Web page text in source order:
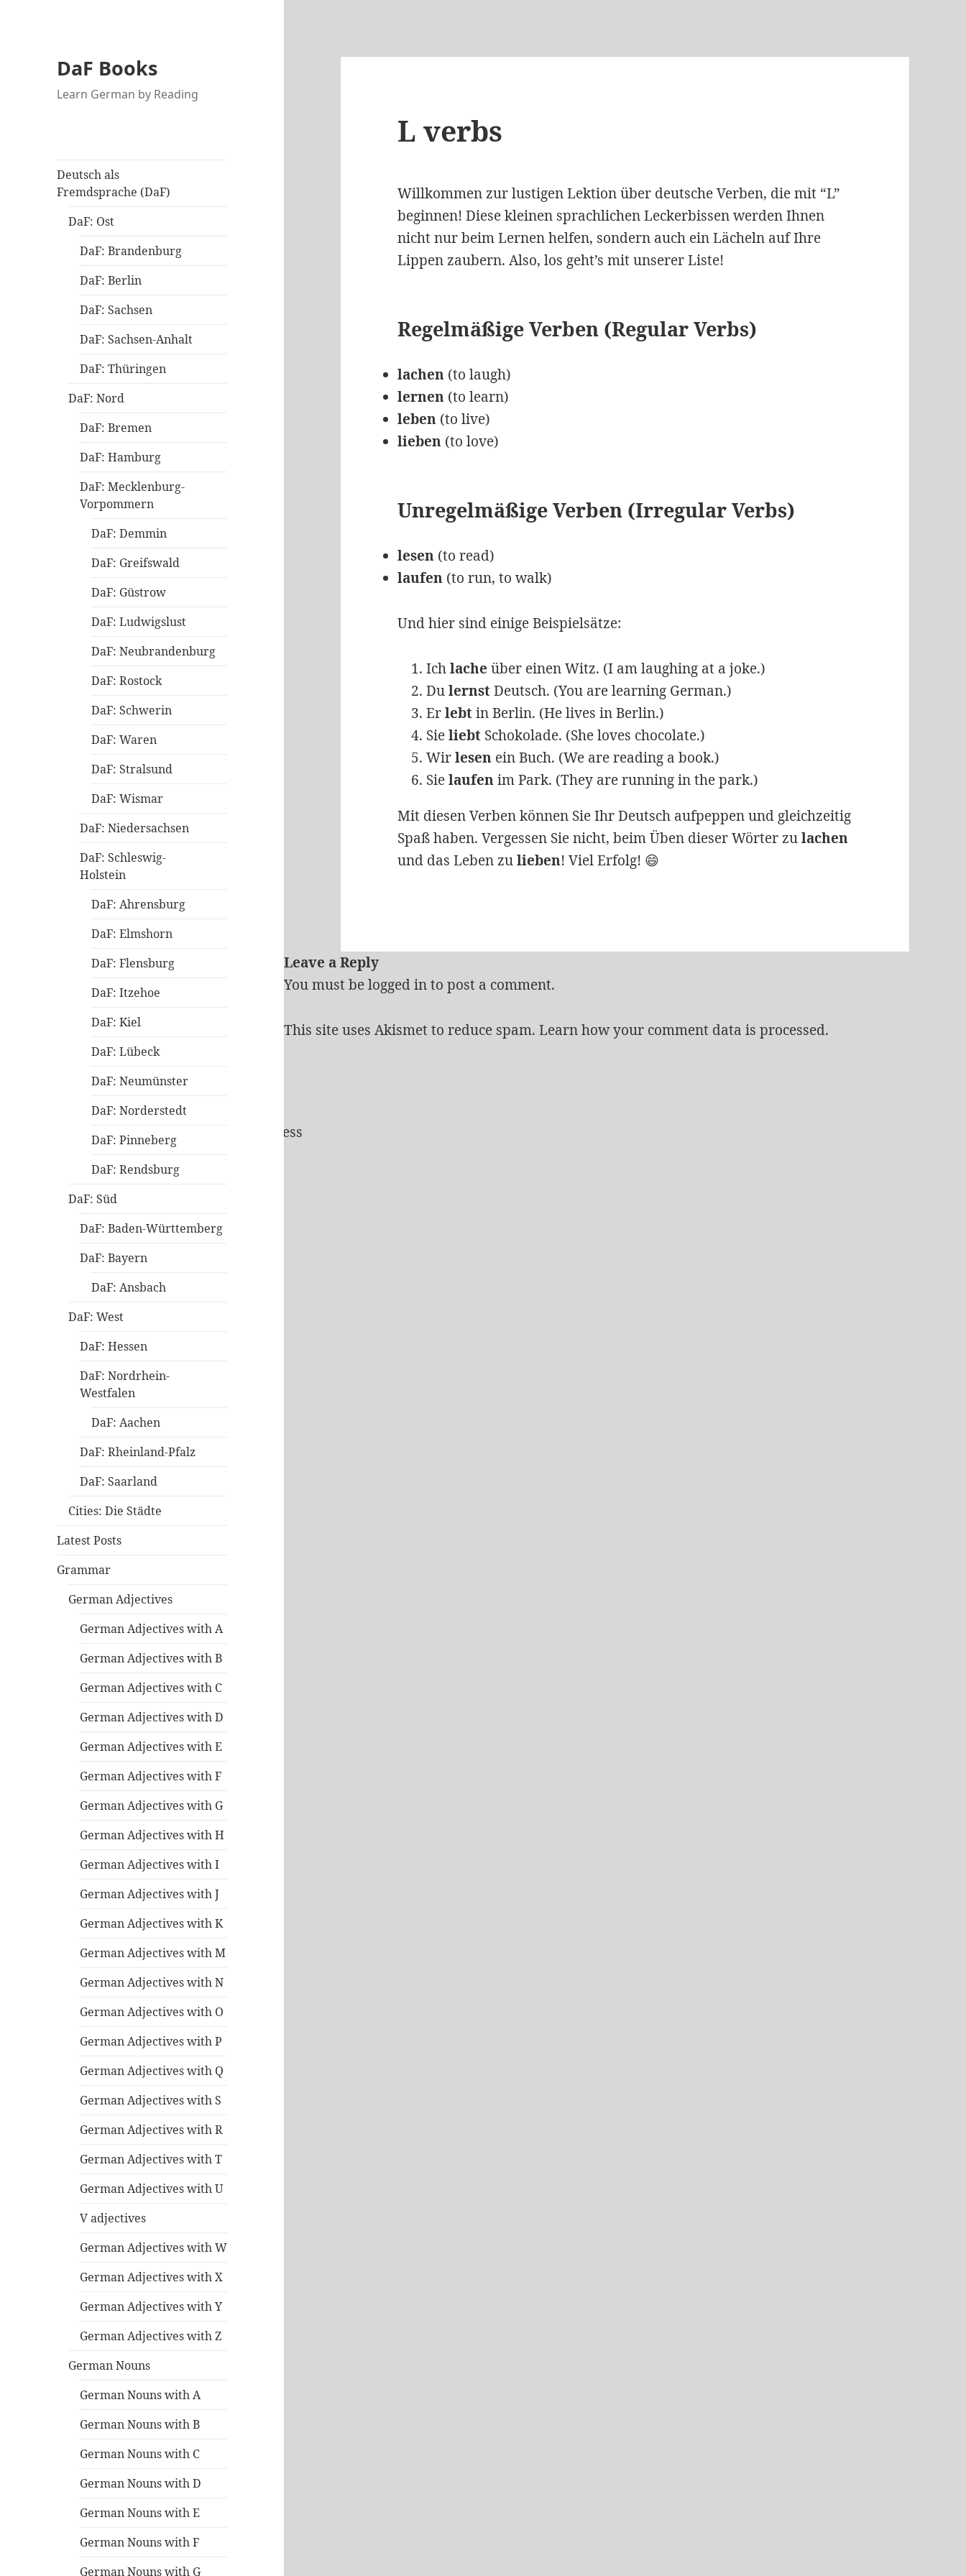
DaF Books
Learn German by Reading
Deutsch als
Fremdsprache (DaF)
DaF: Ost
DaF: Brandenburg
DaF: Berlin
DaF: Sachsen
DaF: Sachsen-Anhalt
DaF: Thüringen
DaF: Nord
DaF: Bremen
DaF: Hamburg
DaF: Mecklenburg-
Vorpommern
DaF: Demmin
DaF: Greifswald
DaF: Güstrow
DaF: Ludwigslust
DaF: Neubrandenburg
DaF: Rostock
DaF: Schwerin
DaF: Waren
DaF: Stralsund
DaF: Wismar
DaF: Niedersachsen
DaF: Schleswig-
Holstein
DaF: Ahrensburg
DaF: Elmshorn
DaF: Flensburg
DaF: Itzehoe
DaF: Kiel
DaF: Lübeck
DaF: Neumünster
DaF: Norderstedt
DaF: Pinneberg
DaF: Rendsburg
DaF: Süd
DaF: Baden-Württemberg
DaF: Bayern
DaF: Ansbach
DaF: West
DaF: Hessen
DaF: Nordrhein-
Westfalen
DaF: Aachen
DaF: Rheinland-Pfalz
DaF: Saarland
Cities: Die Städte
Latest Posts
Grammar
German Adjectives
German Adjectives with A
German Adjectives with B
German Adjectives with C
German Adjectives with D
German Adjectives with E
German Adjectives with F
German Adjectives with G
German Adjectives with H
German Adjectives with I
German Adjectives with J
German Adjectives with K
German Adjectives with M
German Adjectives with N
German Adjectives with O
German Adjectives with P
German Adjectives with Q
German Adjectives with S
German Adjectives with R
German Adjectives with T
German Adjectives with U
V adjectives
German Adjectives with W
German Adjectives with X
German Adjectives with Y
German Adjectives with Z
German Nouns
German Nouns with A
German Nouns with B
German Nouns with C
German Nouns with D
German Nouns with E
German Nouns with F
German Nouns with G
L verbs
Willkommen zur lustigen Lektion über deutsche Verben, die mit “L”
beginnen! Diese kleinen sprachlichen Leckerbissen werden Ihnen
nicht nur beim Lernen helfen, sondern auch ein Lächeln auf Ihre
Lippen zaubern. Also, los geht’s mit unserer Liste!
Regelmäßige Verben (Regular Verbs)
lachen (to laugh)
lernen (to learn)
leben (to live)
lieben (to love)
Unregelmäßige Verben (Irregular Verbs)
lesen (to read)
laufen (to run, to walk)
Und hier sind einige Beispielsätze:
Ichlache über einen Witz. (I am laughing at a joke.)
DulernstDeutsch. (You are learning German.)
Erlebtin Berlin. (He lives in Berlin.)
Sieliebt Schokolade. (She loves chocolate.)
Wirlesen ein Buch. (We are reading a book.)
Sielaufenim Park. (They are running in the park.)
Mit diesen Verben können Sie Ihr Deutsch aufpeppen und gleichzeitig
Spaß haben. Vergessen Sie nicht, beim Üben dieser Wörter zulachen
und das Leben zulieben! Viel Erfolg! 😄
Leave a Reply
You must belogged into post a comment.
This site uses Akismet to reduce spam.Learn how your comment data is processed.
Proudly powered by WordPress